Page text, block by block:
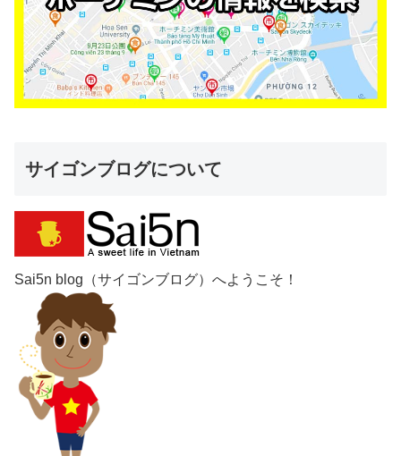
サイゴンブログについて
Sai5n blog（サイゴンブログ）へようこそ！